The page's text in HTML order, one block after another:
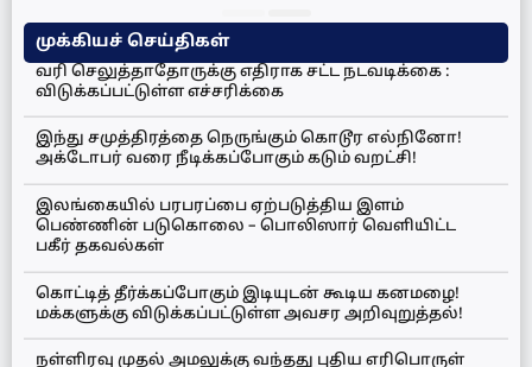
முக்கியச் செய்திகள்
வரி செலுத்தாதோருக்கு எதிராக சட்ட நடவடிக்கை :
விடுக்கப்பட்டுள்ள எச்சரிக்கை
இந்து சமுத்திரத்தை நெருங்கும் கொடூர எல்நினோ!
அக்டோபர் வரை நீடிக்கப்போகும் கடும் வறட்சி!
இலங்கையில் பரபரப்பை ஏற்படுத்திய இளம்
பெண்ணின் படுகொலை – பொலிஸார் வெளியிட்ட
பகீர் தகவல்கள்
கொட்டித் தீர்க்கப்போகும் இடியுடன் கூடிய கனமழை!
மக்களுக்கு விடுக்கப்பட்டுள்ள அவசர அறிவுறுத்தல்!
நள்ளிரவு முதல் அமலுக்கு வந்தது புதிய எரிபொருள்